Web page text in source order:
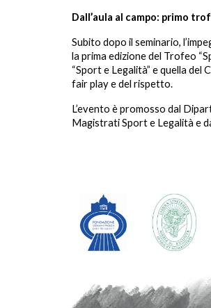
Dall’aula al campo: primo
Subito dopo il seminario,
la prima edizione del Trofeo
“Sport e Legalità” e quella
fair play e del rispetto.
L’evento è promosso dal
Magistrati Sport e Legalità e